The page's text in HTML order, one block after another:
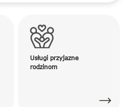
Usługi przyjazne
rodzinom